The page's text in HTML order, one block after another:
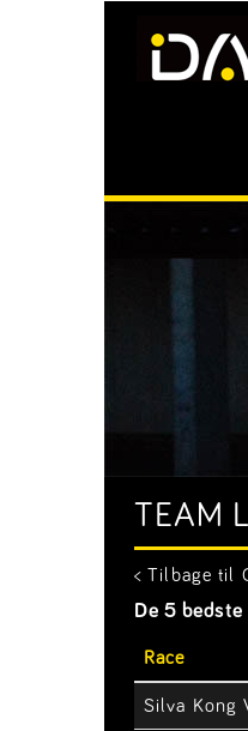
TEAM
< Tilbage til
De 5
Race
Silva Kong